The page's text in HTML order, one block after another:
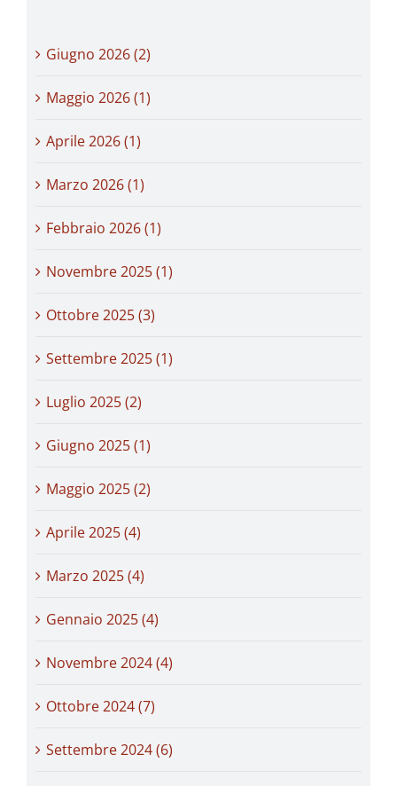
Giugno 2026 (2)
Maggio 2026 (1)
Aprile 2026 (1)
Marzo 2026 (1)
Febbraio 2026 (1)
Novembre 2025 (1)
Ottobre 2025 (3)
Settembre 2025 (1)
Luglio 2025 (2)
Giugno 2025 (1)
Maggio 2025 (2)
Aprile 2025 (4)
Marzo 2025 (4)
Gennaio 2025 (4)
Novembre 2024 (4)
Ottobre 2024 (7)
Settembre 2024 (6)